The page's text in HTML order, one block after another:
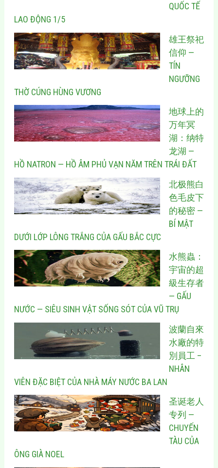
QUỐC TẾ
LAO ĐỘNG 1/5
雄王祭祀
信仰 —
TÍN
NGƯỠNG
THỜ CÚNG HÙNG VƯƠNG
地球上的
万年冥
湖：纳特
龙湖 —
HỒ NATRON — HỒ ÂM PHỦ VẠN NĂM TRÊN TRÁI ĐẤT
北极熊白
色毛皮下
的秘密 —
BÍ MẬT
DƯỚI LỚP LÔNG TRẮNG CỦA GẤU BẮC CỰC
水熊蟲：
宇宙的超
級生存者
— GẤU
NƯỚC — SIÊU SINH VẬT SỐNG SÓT CỦA VŨ TRỤ
波蘭自來
水廠的特
別員工 –
NHÂN
VIÊN ĐẶC BIỆT CỦA NHÀ MÁY NƯỚC BA LAN
圣诞老人
专列 —
CHUYẾN
TÀU CỦA
ÔNG GIÀ NOEL